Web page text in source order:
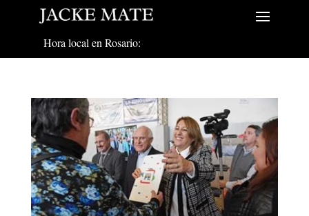
Hora local en Rosario: